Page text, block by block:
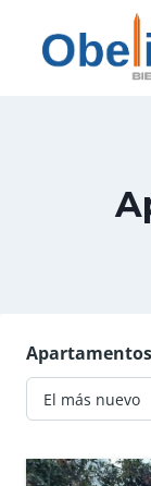
contenido
Apartamentos